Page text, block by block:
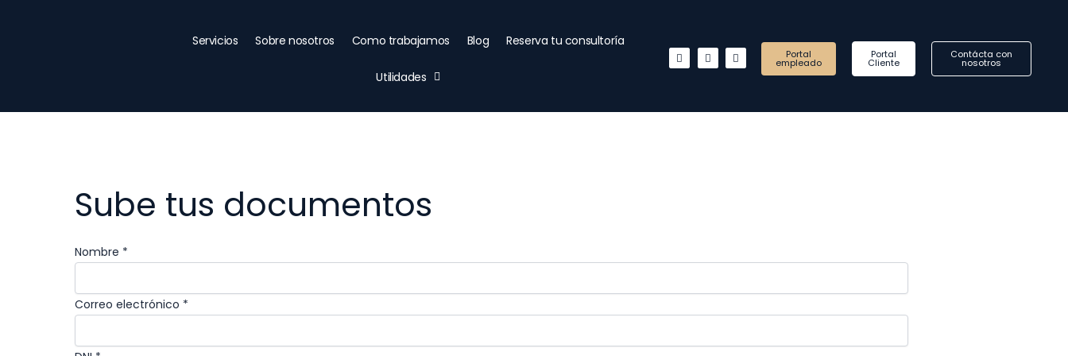
Servicios Sobre nosotros Como trabajamos Blog Reserva tu consultoría
Utilidades
LinkedinInstagramWhatsappPortal
empleado
Portal
Cliente
Contácta con
nosotros
Sube tus documentos
Nombre *
Correo electrónico *